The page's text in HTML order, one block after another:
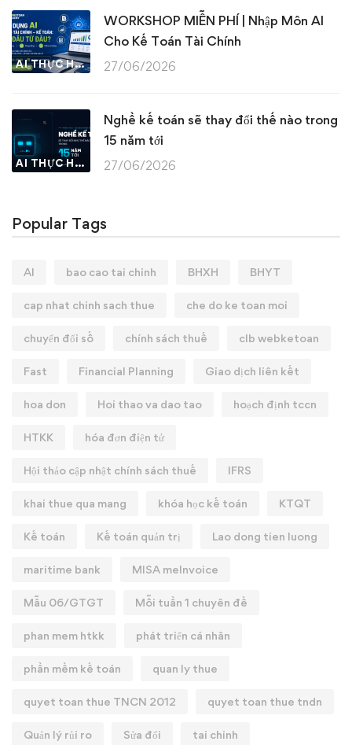
AI THỰC HÀNH
WORKSHOP MIỄN PHÍ | Nhập Môn AI
Cho Kế Toán Tài Chính
27/06/2026
AI THỰC HÀNH
Nghề kế toán sẽ thay đổi thế nào trong
15 năm tới
27/06/2026
Popular Tags
AI bao cao tai chinh BHXH BHYT
cap nhat chinh sach thue che do ke toan moi
chuyển đổi số chính sách thuế clb webketoan
Fast Financial Planning Giao dịch liên kết
hoa don Hoi thao va dao tao hoạch định tccn
HTKK hóa đơn điện tử
Hội thảo cập nhật chính sách thuế IFRS
khai thue qua mang khóa học kế toán KTQT
Kế toán Kế toán quản trị Lao dong tien luong
maritime bank MISA meInvoice
Mẫu 06/GTGT Mỗi tuần 1 chuyên đề
phan mem htkk phát triển cá nhân
phần mềm kế toán quan ly thue
quyet toan thue TNCN 2012 quyet toan thue tndn
Quản lý rủi ro Sửa đổi tai chinh